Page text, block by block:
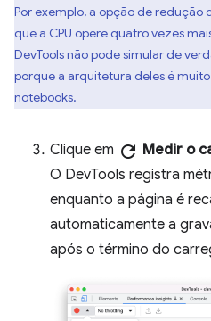
Por exemplo, a opção de
que a CPU opere quatro vezes
DevTools não pode simular de
porque a arquitetura deles é
notebooks.
Clique em refresh Medir o
O DevTools registra
enquanto a página é
automaticamente a
após o término do